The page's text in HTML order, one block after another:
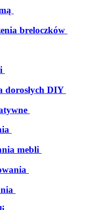
breloczków
dorosłych DIY
mebli